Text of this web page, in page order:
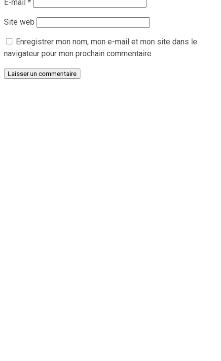
E-mail *
Site web
Enregistrer mon nom, mon e-mail et mon site dans le
navigateur pour mon prochain commentaire.